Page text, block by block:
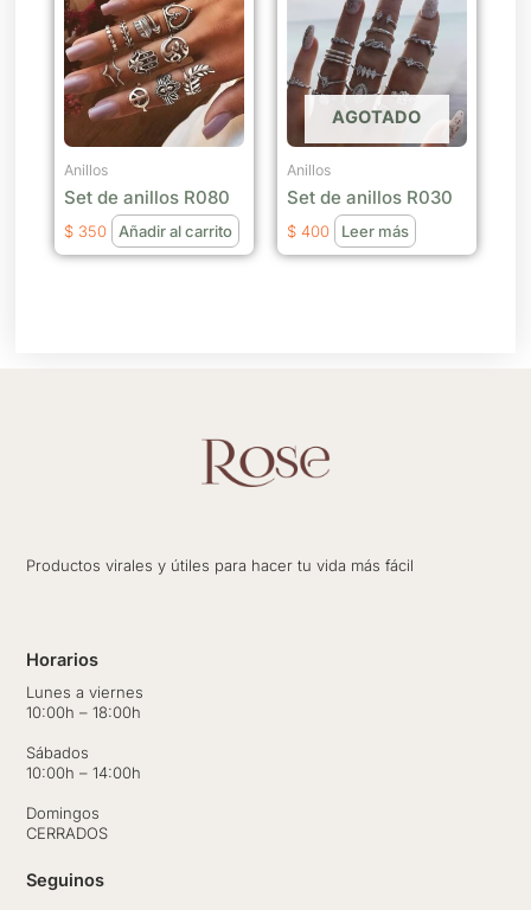
Anillos
Set de anillos R080
$ 350 Añadir al carrito
AGOTADO
Anillos
Set de anillos R030
$ 400 Leer más
Productos virales y útiles para hacer tu vida más fácil
Horarios
Lunes a viernes
10:00h – 18:00h
Sábados
10:00h – 14:00h
Domingos
CERRADOS
Seguinos